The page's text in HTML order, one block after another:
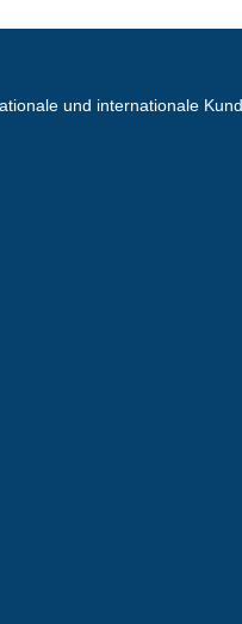
und internationale